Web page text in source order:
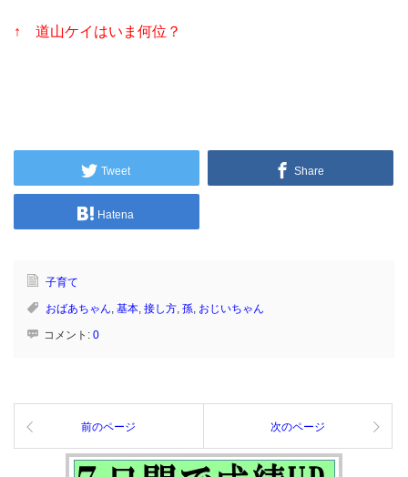
↑ 道山ケイはいま何位？
Tweet Share
Hatena
子育て
おばあちゃん, 基本, 接し方, 孫, おじいちゃん
コメント: 0
前のページ 次のページ